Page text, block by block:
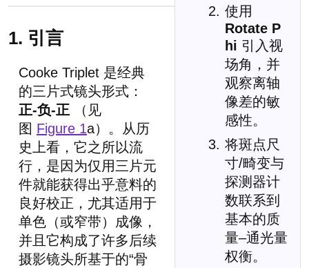
使用
Rotate P
hi 引入视
场角，并
观察离轴
像差的敏
感性。
将斑点尺
寸/畸变与
探测器计
数联系到
基本的质
量–通光量
权衡。
1. 引言
Cooke Triplet 是经典
的三片式镜头形式：
正-负-正 （见
图 Figure 1a）。从历
史上看，它之所以流
行，是因为仅用三片元
件就能获得出乎意料的
良好校正，尤其适用于
单色（或窄带）成像，
并且它构成了许多后续
摄影镜头所基于的“骨